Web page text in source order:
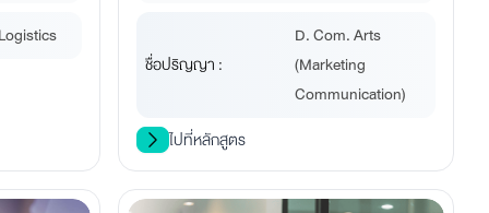
ชื่อปริญญา :
D. Com. Arts
(Marketing
Communication)
ไปที่หลักสูตร